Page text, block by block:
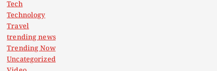
Tech
Technology
Travel
trending news
Trending Now
Uncategorized